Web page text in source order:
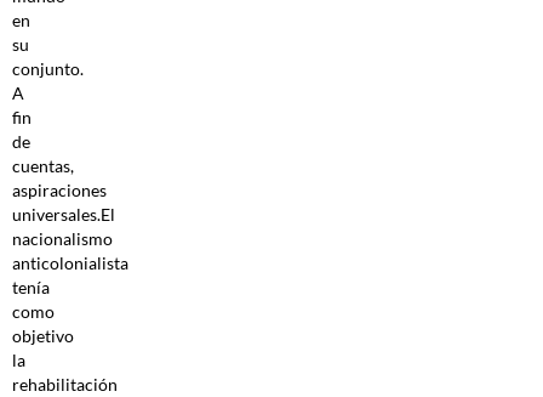
en
su
conjunto.
A
fin
de
cuentas,
aspiraciones
universales.El
nacionalismo
anticolonialista
tenía
como
objetivo
la
rehabilitación